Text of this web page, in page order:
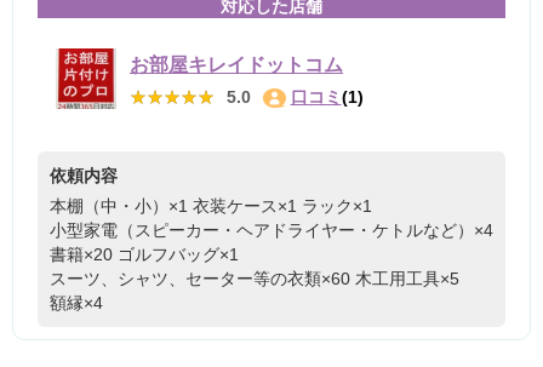
対応した店舗
お部屋キレイドットコム
★★★★★
★★★★★ 5.0 口コミ (1)
依頼内容
本棚（中・小）×1 衣装ケース×1 ラック×1
小型家電（スピーカー・ヘアドライヤー・ケトルなど）×4
書籍×20 ゴルフバッグ×1
スーツ、シャツ、セーター等の衣類×60 木工用工具×5
額縁×4